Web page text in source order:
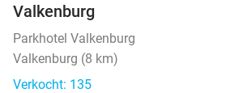
Valkenburg
Parkhotel Valkenburg
Valkenburg (8 km)
Verkocht: 135